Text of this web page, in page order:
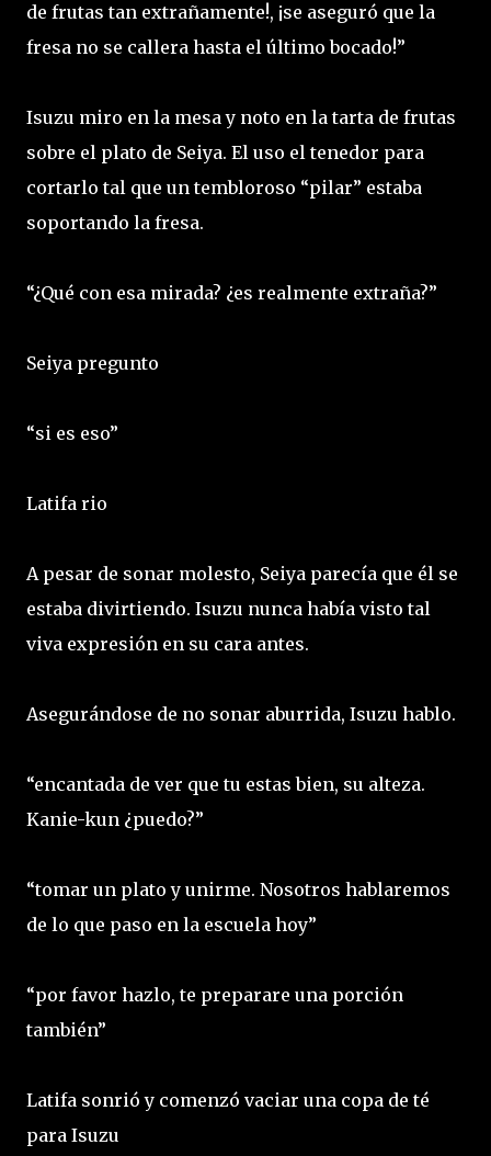
de frutas tan extrañamente!, ¡se aseguró que la
fresa no se callera hasta el último bocado!”
Isuzu miro en la mesa y noto en la tarta de frutas
sobre el plato de Seiya. El uso el tenedor para
cortarlo tal que un tembloroso “pilar” estaba
soportando la fresa.
“¿Qué con esa mirada? ¿es realmente extraña?”
Seiya pregunto
“si es eso”
Latifa rio
A pesar de sonar molesto, Seiya parecía que él se
estaba divirtiendo. Isuzu nunca había visto tal
viva expresión en su cara antes.
Asegurándose de no sonar aburrida, Isuzu hablo.
“encantada de ver que tu estas bien, su alteza.
Kanie-kun ¿puedo?”
“tomar un plato y unirme. Nosotros hablaremos
de lo que paso en la escuela hoy”
“por favor hazlo, te preparare una porción
también”
Latifa sonrió y comenzó vaciar una copa de té
para Isuzu